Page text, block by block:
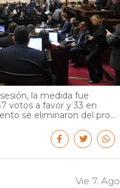
la medida fue
votos a favor y 33 en
se eliminaron del pro...
Vie 7. Ago